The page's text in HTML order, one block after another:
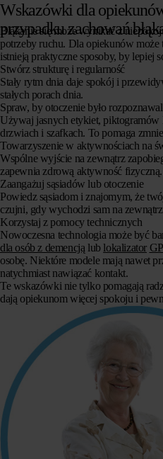
Wskazówki dla
przypadku zachowań
Błąkanie sięmoże wynikać z
potrzeby ruchu. Dla opiekunów może
istnieją praktyczne sposoby, by lepiej
Stwórz strukturę i regularność
Stały rytm dnia daje spokój i
stałych porach dnia.
Spraw, by otoczenie było
Używaj jasnych etykiet,
drzwiach i szafkach. To pomaga
Towarzyszenie w aktywnościach na
Wspólne wyjście na zewnątrz
zapewnia zdrową aktywność fizyczną.
Zaangażuj sąsiadów lub otoczenie
Powiedz sąsiadom i znajomym, że
czujni, gdy wychodzi sam na
Korzystaj z pomocy technicznych
Nowoczesna technologia może być
dla osób z demencją lub lokalizator
osobę. Niektóre modele mają nawet
natychmiast nawiązać kontakt.
Te wskazówki nie tylko pomagają
dają opiekunom więcej spokoju i